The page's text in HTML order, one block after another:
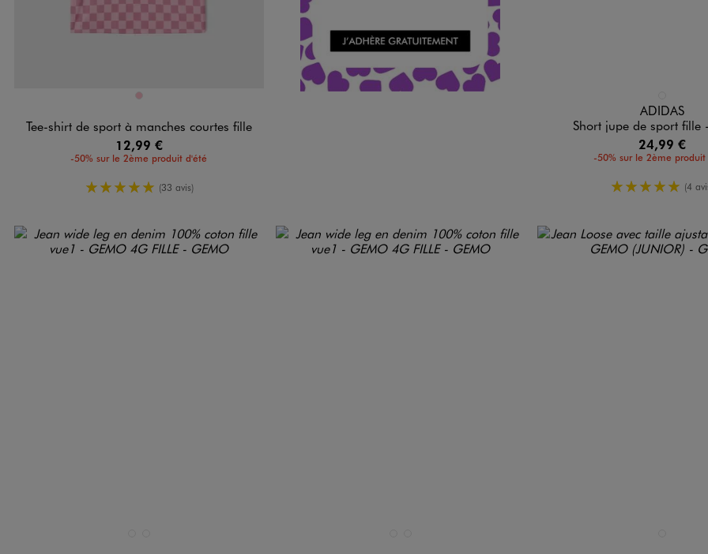
Disponible en 1 colorisROSE
Tee-shirt de sport à manches courtes fille
12,99 €
-50% sur le 2ème produit d'été
5/5 de moyenne
(33 avis)
ADIDAS
Short jupe de sport fille
24,99 €
-50% sur le 2ème produit
5/5 de (4